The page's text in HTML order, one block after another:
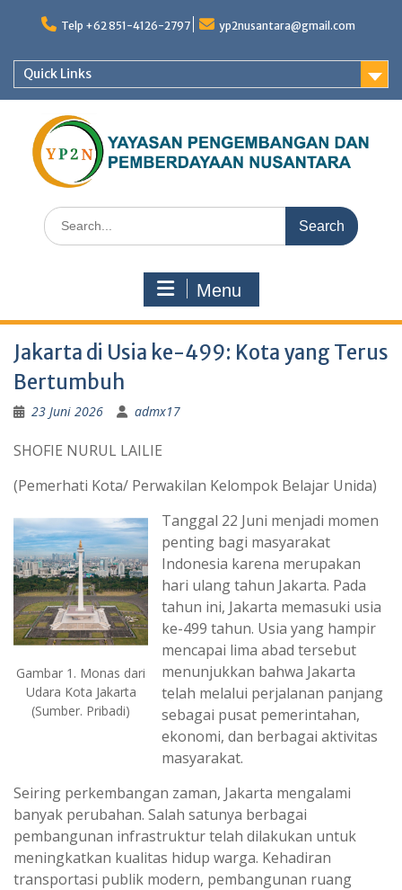
Telp +62 851-4126-2797 yp2nusantara@gmail.com
Quick Links
Search
for:
Menu
Jakarta di Usia ke-499: Kota yang Terus
Bertumbuh
23 Juni 2026 admx17
SHOFIE NURUL LAILIE
(Pemerhati Kota/ Perwakilan Kelompok Belajar Unida)
Gambar 1. Monas dari
Udara Kota Jakarta
(Sumber. Pribadi)
Tanggal 22 Juni menjadi momen
penting bagi masyarakat
Indonesia karena merupakan
hari ulang tahun Jakarta. Pada
tahun ini, Jakarta memasuki usia
ke-499 tahun. Usia yang hampir
mencapai lima abad tersebut
menunjukkan bahwa Jakarta
telah melalui perjalanan panjang
sebagai pusat pemerintahan,
ekonomi, dan berbagai aktivitas
masyarakat.
Seiring perkembangan zaman, Jakarta mengalami
banyak perubahan. Salah satunya berbagai
pembangunan infrastruktur telah dilakukan untuk
meningkatkan kualitas hidup warga. Kehadiran
transportasi publik modern, pembangunan ruang